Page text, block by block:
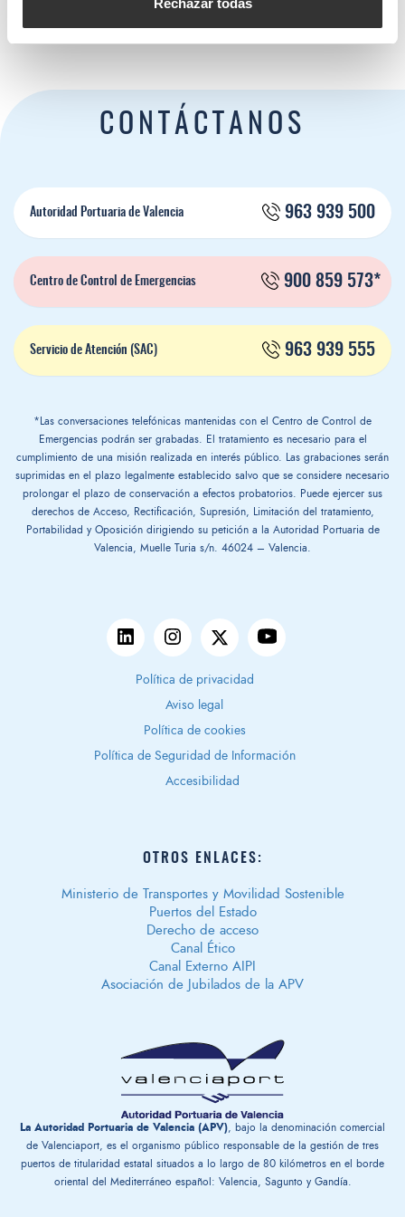
CONTÁCTANOS
Autoridad Portuaria de Valencia 963 939 500
Centro de Control de Emergencias 900 859 573*
Servicio de Atención (SAC) 963 939 555
*Las conversaciones telefónicas mantenidas con el Centro de Control de
Emergencias podrán ser grabadas. El tratamiento es necesario para el
cumplimiento de una misión realizada en interés público. Las grabaciones serán
suprimidas en el plazo legalmente establecido salvo que se considere necesario
prolongar el plazo de conservación a efectos probatorios. Puede ejercer sus
derechos de Acceso, Rectificación, Supresión, Limitación del tratamiento,
Portabilidad y Oposición dirigiendo su petición a la Autoridad Portuaria de
Valencia, Muelle Turia s/n. 46024 – Valencia.
Política de privacidad
Aviso legal
Política de cookies
Política de Seguridad de Información
Accesibilidad
OTROS ENLACES:
Ministerio de Transportes y Movilidad Sostenible
Puertos del Estado
Derecho de acceso
Canal Ético
Canal Externo AIPI
Asociación de Jubilados de la APV
La Autoridad Portuaria de Valencia (APV), bajo la denominación comercial
de Valenciaport, es el organismo público responsable de la gestión ​de tres
puertos de titularidad estatal situados a lo largo de 80 kilómetros en el borde
oriental del Mediterráneo español: Valencia, Sagunto y Gandía.